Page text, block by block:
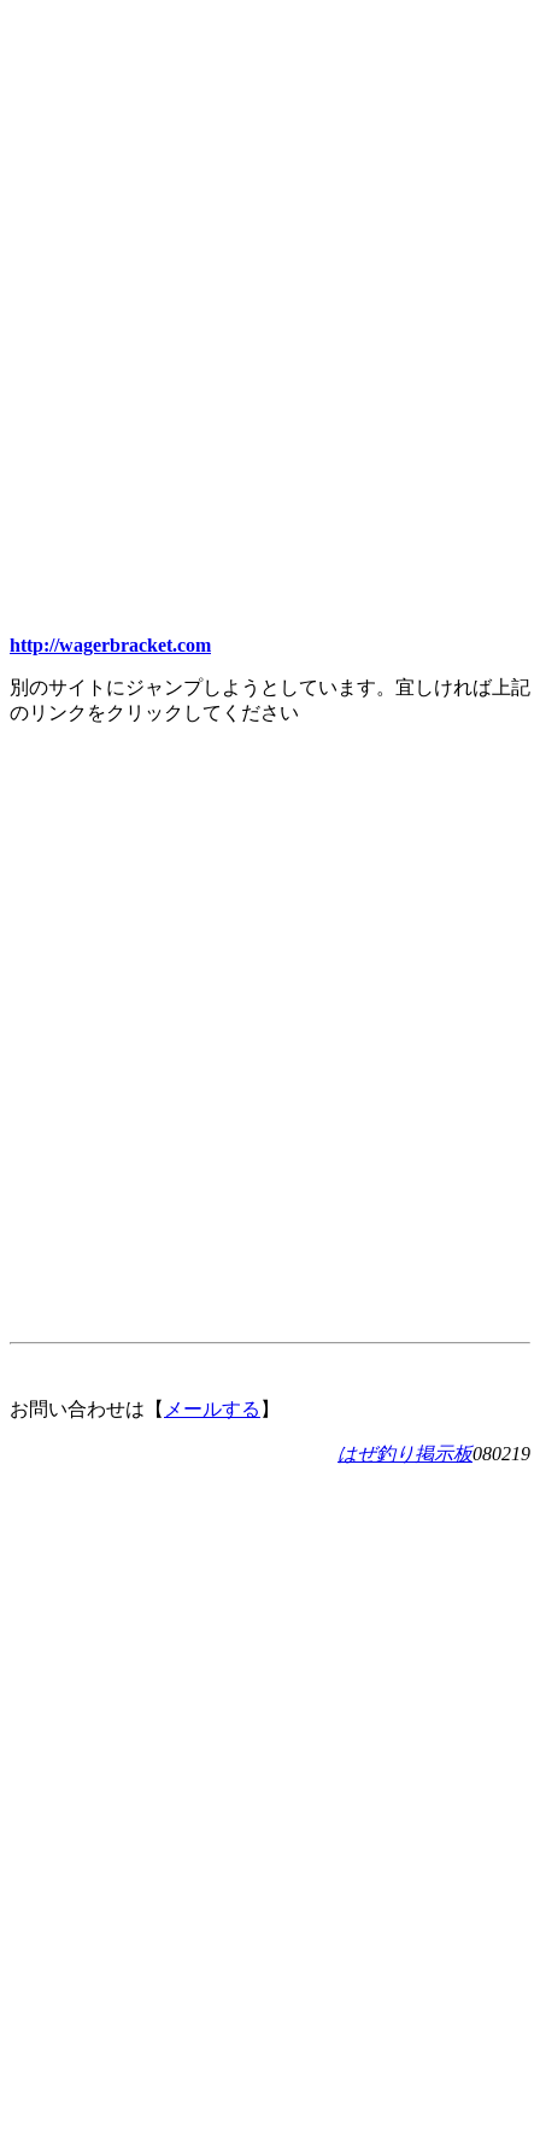
http://wagerbracket.com
別のサイトにジャンプしようとしています。宜しければ上記
のリンクをクリックしてください
お問い合わせは【 メールする 】
はぜ釣り掲示板080219